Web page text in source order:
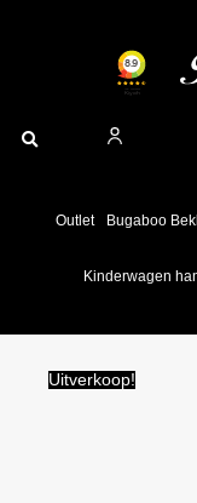
Outlet Bugaboo
Kinderwagen
Uitverkoop!